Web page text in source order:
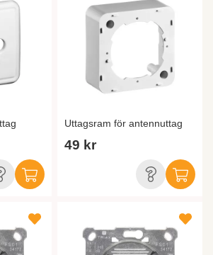
Uttagsram för antennuttag
49 kr